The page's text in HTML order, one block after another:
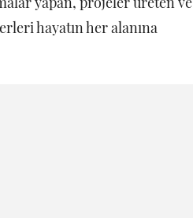
hayatın her alanına